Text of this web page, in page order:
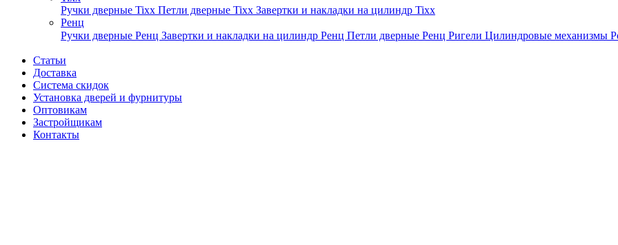
Ручки дверные Tixx Петли дверные Tixx Завертки и накладки на цилиндр Tixx
Ренц
Ручки дверные Ренц Завертки и накладки на цилиндр Ренц Петли дверные Ренц Ригели Цилиндровые механизмы
Статьи
Доставка
Система скидок
Установка дверей и фурнитуры
Оптовикам
Застройщикам
Контакты